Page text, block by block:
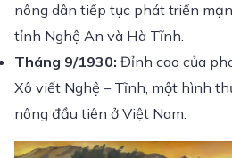
nông dân tiếp tục phát triển
tỉnh Nghệ An và Hà Tĩnh.
Tháng 9/1930: Đỉnh cao của
Xô viết Nghệ – Tĩnh, một hình
nông đầu tiên ở Việt Nam.